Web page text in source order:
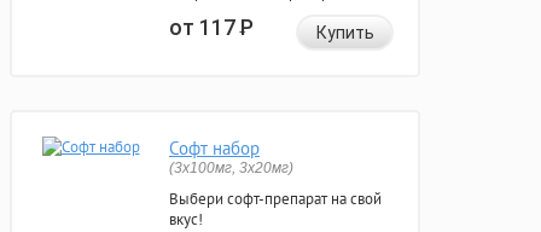
от 117Р Купить
Софт набор
(3x100мг, 3x20мг)
Выбери софт-препарат на свой
вкус!